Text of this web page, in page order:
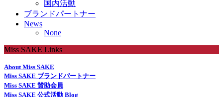
国内活動
ブランドパートナー
News
None
Miss SAKE Links
About Miss SAKE
Miss SAKE ブランドパートナー
Miss SAKE 賛助会員
Miss SAKE 公式活動 Blog